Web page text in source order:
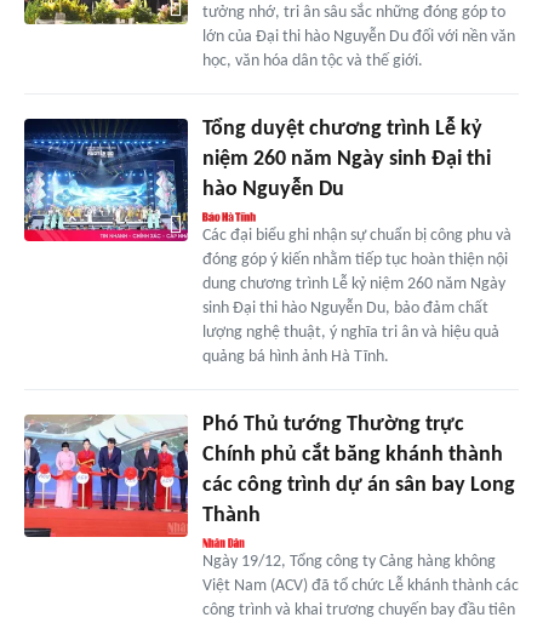
tưởng nhớ, tri ân sâu sắc những đóng góp to
lớn của Đại thi hào Nguyễn Du đối với nền văn
học, văn hóa dân tộc và thế giới.
Tổng duyệt chương trình Lễ kỷ
niệm 260 năm Ngày sinh Đại thi
hào Nguyễn Du
Các đại biểu ghi nhận sự chuẩn bị công phu và
đóng góp ý kiến nhằm tiếp tục hoàn thiện nội
dung chương trình Lễ kỷ niệm 260 năm Ngày
sinh Đại thi hào Nguyễn Du, bảo đảm chất
lượng nghệ thuật, ý nghĩa tri ân và hiệu quả
quảng bá hình ảnh Hà Tĩnh.
Phó Thủ tướng Thường trực
Chính phủ cắt băng khánh thành
các công trình dự án sân bay Long
Thành
Ngày 19/12, Tổng công ty Cảng hàng không
Việt Nam (ACV) đã tổ chức Lễ khánh thành các
công trình và khai trương chuyến bay đầu tiên